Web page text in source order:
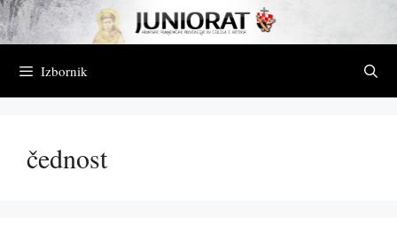
Preskoči
na
Izbornik
čednost